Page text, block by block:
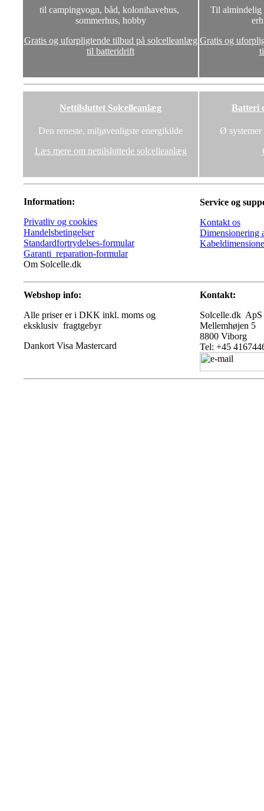
til campingvogn, båd, kolonihavehus,
sommerhus, hobby
Gratis og uforpligtende tilbud på solcelleanlæg
til batteridrift
Til almindelig
Gratis og
Nettilsluttet Solcelleanlæg
Den reneste, miljøvenligste energikilde
Læs mere om nettilsluttede solcelleanlæg
Batteri
Ø
Information:
Privatliv og cookies
Handelsbetingelser
Standardfortrydelses-formular
Garanti_reparation-formular
Om Solcelle.dk
Service og
Kontakt os
Dimensionering
Webshop info:
Alle priser er i DKK inkl. moms og
eksklusiv fragtgebyr
Kontakt:
Solcelle.dk ApS
Mellemhøjen 5
8800 Viborg
Tel: +45